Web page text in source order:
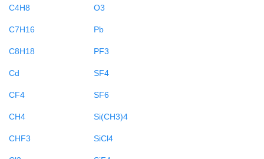
C4H8
C7H16
C8H18
Cd
CF4
CH4
CHF3
O3
Pb
PF3
SF4
SF6
Si(CH3)4
SiCl4